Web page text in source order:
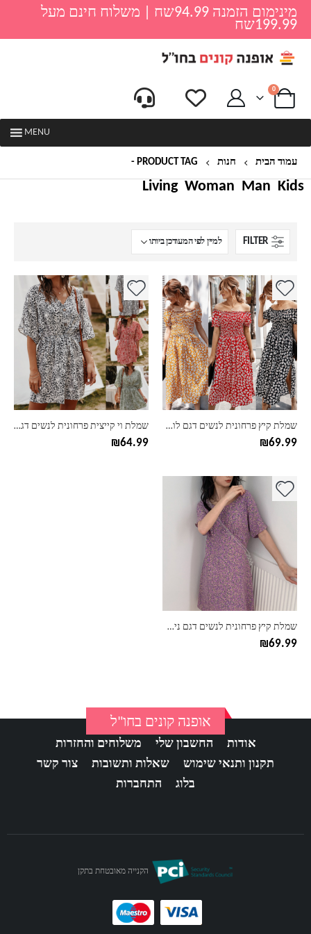
מינימום הזמנה 94.99שח | משלוח חינם מעל
199.99שח
0
MENU
עמוד הבית חנות PRODUCT TAG -
Kids
Man
Woman
Living
FILTER
שמלת קיץ פרחונית לנשים דגם לוסיל
₪69.99
למוצר
יש
מספר
סוגים.
ניתן
לבחור
את
האפשרויות
בעמוד
המוצר
שמלת וי קייצית פרחונית לנשים דגם הולי
₪64.99
למוצר
יש
מספר
סוגים.
ניתן
לבחור
את
האפשרויות
בעמוד
המוצר
שמלת קיץ פרחונית לנשים דגם ניקול
₪69.99
למוצר
סוגים.
ניתן
לבחור
את
האפשרויות
בעמוד
אופנה קונים בחו"ל
אודות החשבון שלי
משלוחים והחזרות
תקנון ותנאי שימוש
שאלות ותשובות
צור קשר
בלוג
התחברות
הקנייה מאובטחת בתקן